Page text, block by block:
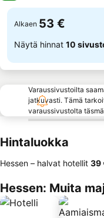
Alkaen 53 €
Näytä hinnat 10
Varaussivustoilta
jatkuvasti. Tämä
varaussivustolta
Hintaluokka
Hessen – halvat hotellit ‎39
Hessen: Muita